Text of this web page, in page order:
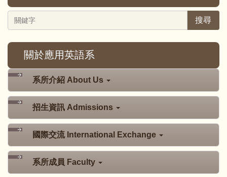
搜尋
關於應用英語系
系所介紹 About Us
招生資訊 Admissions
國際交流 International Exchange
系所成員 Faculty